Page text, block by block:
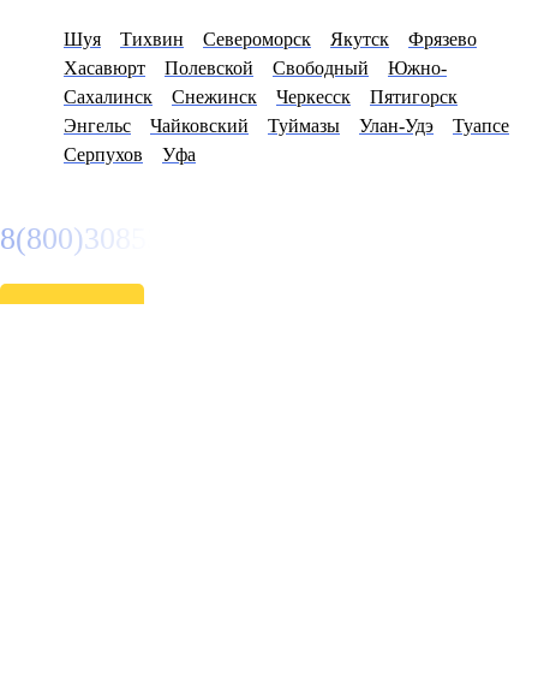
Шуя Тихвин Североморск Якутск
Фрязево
Хасавюрт
Полевской Свободный
Южно-
Сахалинск
Снежинск Черкесск
Пятигорск
Энгельс
Чайковский Туймазы Улан-Удэ
Туапсе
Серпухов
Уфа
8(800)3085303